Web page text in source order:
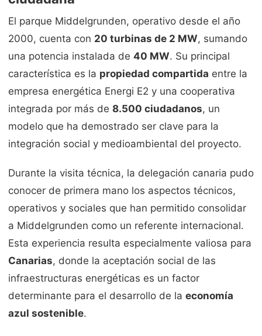
El parque Middelgrunden, operativo desde el año
2000, cuenta con 20 turbinas de 2 MW, sumando
una potencia instalada de 40 MW. Su principal
característica es la propiedad compartida entre la
empresa energética Energi E2 y una cooperativa
integrada por más de 8.500 ciudadanos, un
modelo que ha demostrado ser clave para la
integración social y medioambiental del proyecto.
Durante la visita técnica, la delegación canaria pudo
conocer de primera mano los aspectos técnicos,
operativos y sociales que han permitido consolidar
a Middelgrunden como un referente internacional.
Esta experiencia resulta especialmente valiosa para
Canarias, donde la aceptación social de las
infraestructuras energéticas es un factor
determinante para el desarrollo de la economía
azul sostenible.